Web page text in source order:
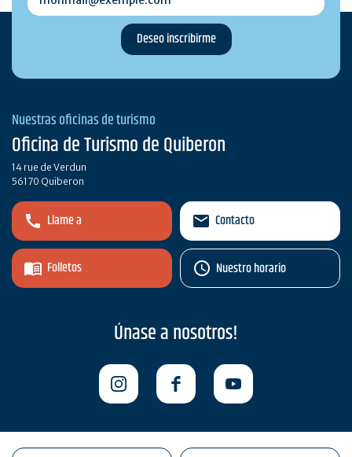
Nuestras oficinas de turismo
Oficina de Turismo de Quiberon
14 rue de Verdun
56170 Quiberon
Llame a
Folletos
Contacto
Nuestro horario
Únase a nosotros!